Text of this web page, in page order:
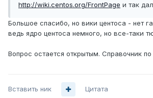
http://wiki.centos.org/FrontPage и так
Большое спасибо, но вики центоса - нет
ведь ядро центоса немного, но все-таки
Вопрос остается открытым. Справочник
Вставить ник Цитата